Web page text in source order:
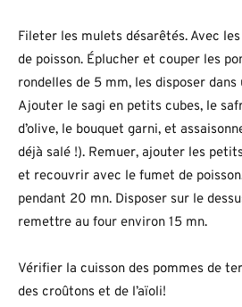
Fileter les mulets désarêtés. Avec
de poisson. Éplucher et couper les
rondelles de 5 mm, les disposer
Ajouter le sagi en petits cubes, le
d’olive, le bouquet garni, et
déjà salé !). Remuer, ajouter les
et recouvrir avec le fumet de
pendant 20 mn. Disposer sur le
remettre au four environ 15 mn.
Vérifier la cuisson des pommes de
des croûtons et de l’aïoli!